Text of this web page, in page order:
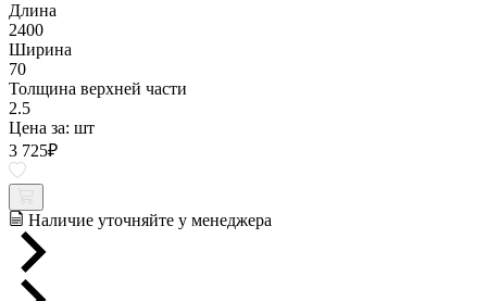
Длина
2400
Ширина
70
Толщина верхней части
2.5
Цена за: шт
3 725₽
Наличие уточняйте у менеджера